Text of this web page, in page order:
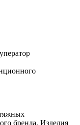
бренда. Изделия